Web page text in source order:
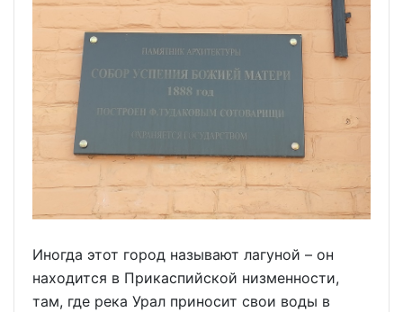
Иногда этот город называют лагуной – он
находится в Прикаспийской низменности,
там, где река Урал приносит свои воды в